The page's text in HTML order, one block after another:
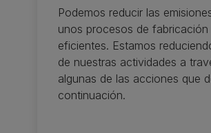
Podemos reducir las
unos procesos de fabricación
eficientes. Estamos
de nuestras actividades a
algunas de las acciones que
continuación.